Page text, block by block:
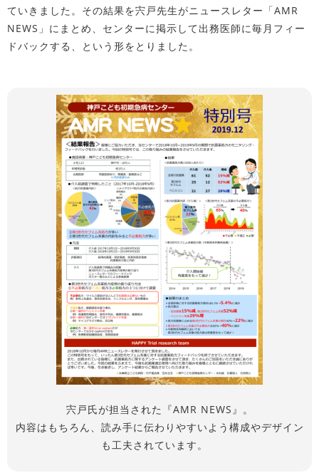
ていきました。その結果を宍戸先生がニュースレター「AMR
NEWS」にまとめ、センターに掲示して出務医師に毎月フィー
ドバックする、という形をとりました。
宍戸氏が担当された『AMR NEWS』。
内容はもちろん、読み手に伝わりやすいよう構成やデザイン
も工夫されています。